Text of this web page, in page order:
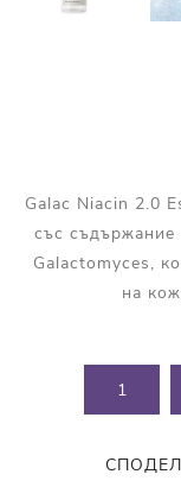
Galac Niacin 2.0
със съдържание
Galactomyces,
на